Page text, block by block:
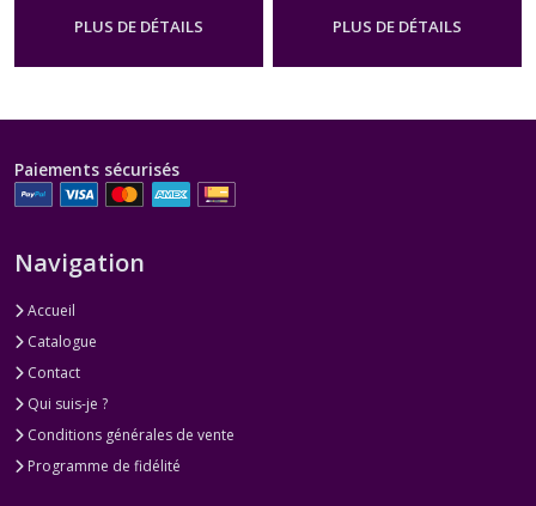
PLUS DE DÉTAILS PLUS DE DÉTAILS
Paiements sécurisés
Navigation
Accueil
Catalogue
Contact
Qui suis-je ?
Conditions générales de vente
Programme de fidélité